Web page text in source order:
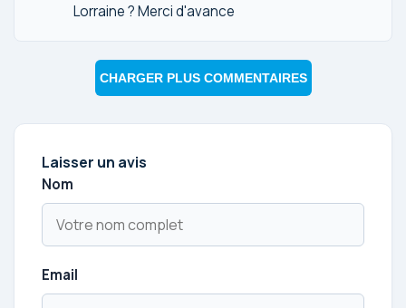
Lorraine ? Merci d'avance
CHARGER PLUS COMMENTAIRES
Laisser un avis
Nom
Email